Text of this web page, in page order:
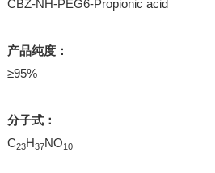
CBZ-NH-PEG6-Propionic acid
产品纯度：
≥95%
分子式：
C23H37NO10